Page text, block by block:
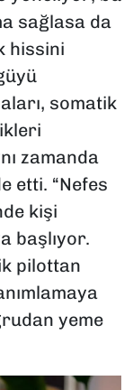
sağlasa da
hissini
somatik
zamanda
etti. “Nefes
kişi
başlıyor.
pilottan
yeme